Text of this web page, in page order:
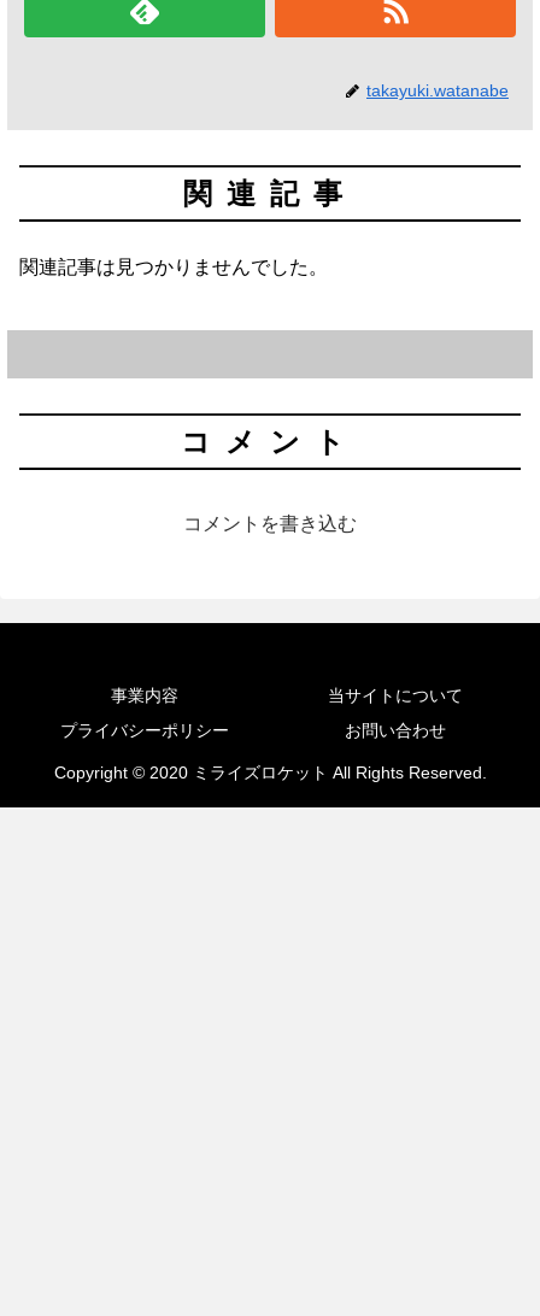
takayuki.watanabe
関連記事
関連記事は見つかりませんでした。
コメント
コメントを書き込む
事業内容
当サイトについて
プライバシーポリシー
お問い合わせ
Copyright © 2020 ミライズロケット All Rights Reserved.